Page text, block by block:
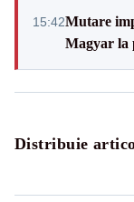
15:42Mutare
Magyar la
Distribuie